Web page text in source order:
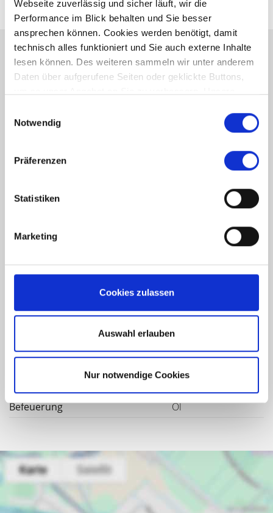
Webseite zuverlässig und sicher läuft, wir die
Performance im Blick behalten und Sie besser
ansprechen können. Cookies werden benötigt, damit
technisch alles funktioniert und Sie auch externe Inhalte
lesen können. Des weiteren sammeln wir unter anderem
Daten über aufgerufene Seiten oder geklickte Buttons,
weiteren Daten zusammen, die Sie ihnen bereitgestellt
haben oder die sie im Rahmen Ihrer Nutzung der Dienste
Notwendig
Präferenzen
Statistiken
Marketing
Cookies zulassen
Auswahl erlauben
Nur notwendige Cookies
Energieausweis (Bedarfsausweis)
Energieausweis Ausstelldatum
2023-02-21
Energieausweis gültig bis
20.02.2033
Energieausweis Jahrgang
ab dem 1.5.2014
Befeuerung
Öl